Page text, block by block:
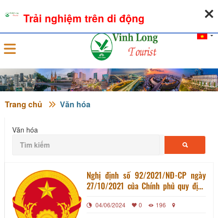
Đăng nhập
Trang chủ Văn hóa
Văn hóa
Nghị định số 92/2021/NĐ-CP ngày
27/10/2021 của Chính phủ quy định
UBTVQH15 về giải pháp hỗ trợ doanh
04/06/2024 0 196
Trải nghiệm trên di động